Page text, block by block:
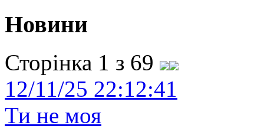
Новини
Сторінка 1 з 69
12/11/25 22:12:41
Ти не моя